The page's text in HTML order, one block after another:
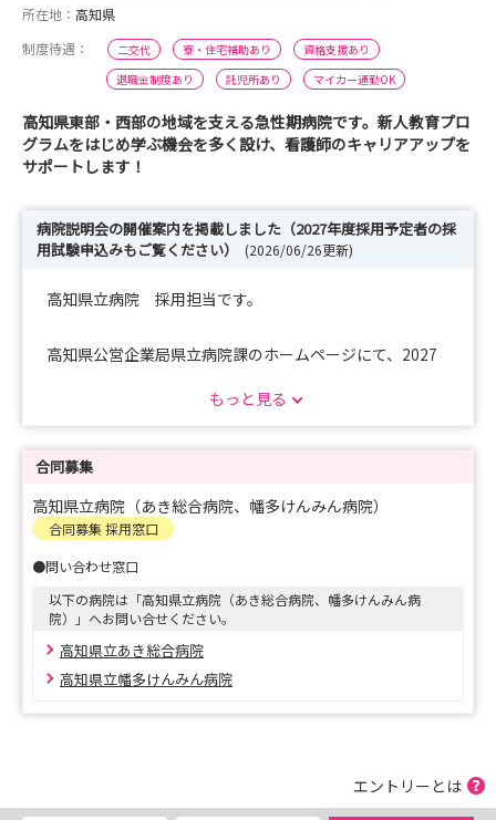
所在地： 高知県
制度待遇：
二交代 寮・住宅補助あり
資格支援あり
退職金制度あり
託児所あり マイカー通勤OK
高知県東部・西部の地域を支える急性期病院です。新人教育プロ
グラムをはじめ学ぶ機会を多く設け、看護師のキャリアアップを
サポートします！
病院説明会の開催案内を掲載しました（2027年度採用予定者の採
用試験申込みもご覧ください）
(2026/06/26更新)
高知県立病院 採用担当です。
高知県公営企業局県立病院課のホームページにて、2027
各試験の詳細については、試験案内でご確認ください。
また、病院説明会の日程、内容、参加申し込みについて
らご確認ください。
試験案内は、各試験の試験案内公開日に、高知県公営企業
局県立病院課のホームページに掲載しています。
受験申込みは、高知県公営企業局県立病院課のホームペー
ジから「高知県公営企業局職員採用試験等申込システム」
にアクセスして行ってください。
https://www.pref.kochi.lg.jp/doc/saiyousenkousikenan
もっと見る
合同募集
高知県立病院（あき総合病院、幡多けんみん病院）
合同募集 採用窓口
●問い合わせ窓口
以下の病院は「高知県立病院（あき総合病院、幡多けんみん病
院）」へお問い合せください。
高知県立あき総合病院
高知県立幡多けんみん病院
エントリーとは